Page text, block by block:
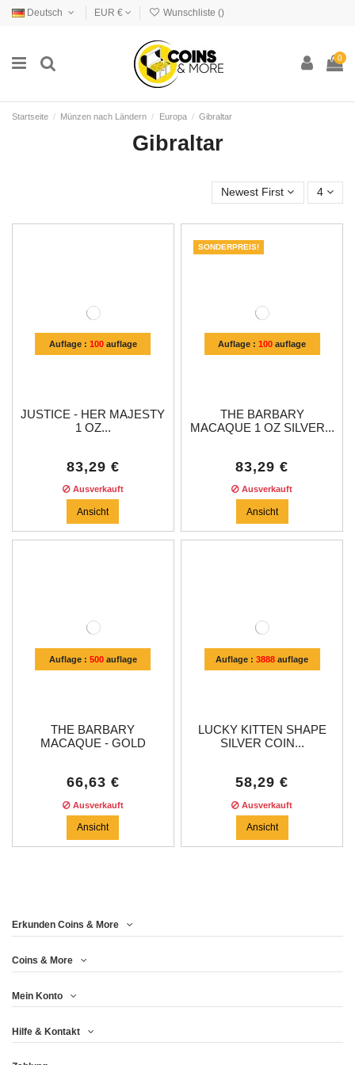
Deutsch EUR € Wunschliste ()
0
Startseite Münzen nach Ländern Europa Gibraltar
Gibraltar
Newest First 4
Auflage : 100auflage
JUSTICE - HER MAJESTY
1 OZ...
83,29 €
Ausverkauft
Ansicht
Auflage :100 auflage
SONDERPREIS!
THE BARBARY
MACAQUE 1 OZ SILVER...
83,29 €
Ausverkauft
Ansicht
Auflage : 500auflage
THE BARBARY
MACAQUE - GOLD
66,63 €
Ausverkauft
Ansicht
Auflage :3888 auflage
LUCKY KITTEN SHAPE
SILVER COIN...
58,29 €
Ausverkauft
Ansicht
Price
Jahr
Metall
Drucken (pcs)
Erkunden Coins & More
Coins & More
Mein Konto
Hilfe & Kontakt